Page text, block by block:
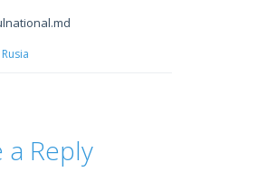
Rusia
a Reply